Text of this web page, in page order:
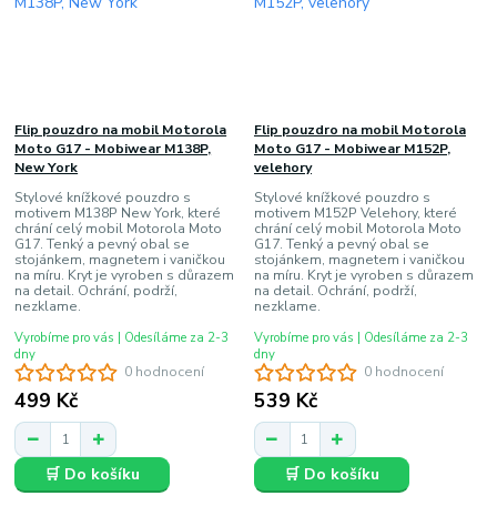
0 hodnocení
Flip pouzdro na mobil Motorola
Moto G17 - Mobiwear M138P,
New York
Stylové knížkové pouzdro s
motivem M138P New York, které
chrání celý mobil Motorola Moto
G17. Tenký a pevný obal se
stojánkem, magnetem i vaničkou
na míru. Kryt je vyroben s důrazem
na detail. Ochrání, podrží,
nezklame.
499 Kč
Vyrobíme pro vás | Odesíláme za 2-3
dny
🛒 Do košíku
0 hodnocení
Flip pouzdro na mobil Motorola
Moto G17 - Mobiwear M152P,
velehory
Stylové knížkové pouzdro s
motivem M152P Velehory, které
chrání celý mobil Motorola Moto
G17. Tenký a pevný obal se
stojánkem, magnetem i vaničkou
na míru. Kryt je vyroben s důrazem
na detail. Ochrání, podrží,
nezklame.
539 Kč
Vyrobíme pro vás | Odesíláme za 2-3
dny
🛒 Do košíku